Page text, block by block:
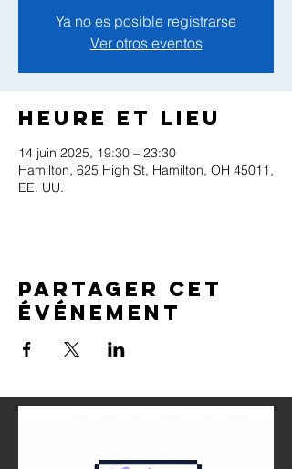
Ya no es posible registrarse
Ver otros eventos
Heure et lieu
14 juin 2025, 19:30 – 23:30
Hamilton, 625 High St, Hamilton, OH 45011,
EE. UU.
Partager cet
événement